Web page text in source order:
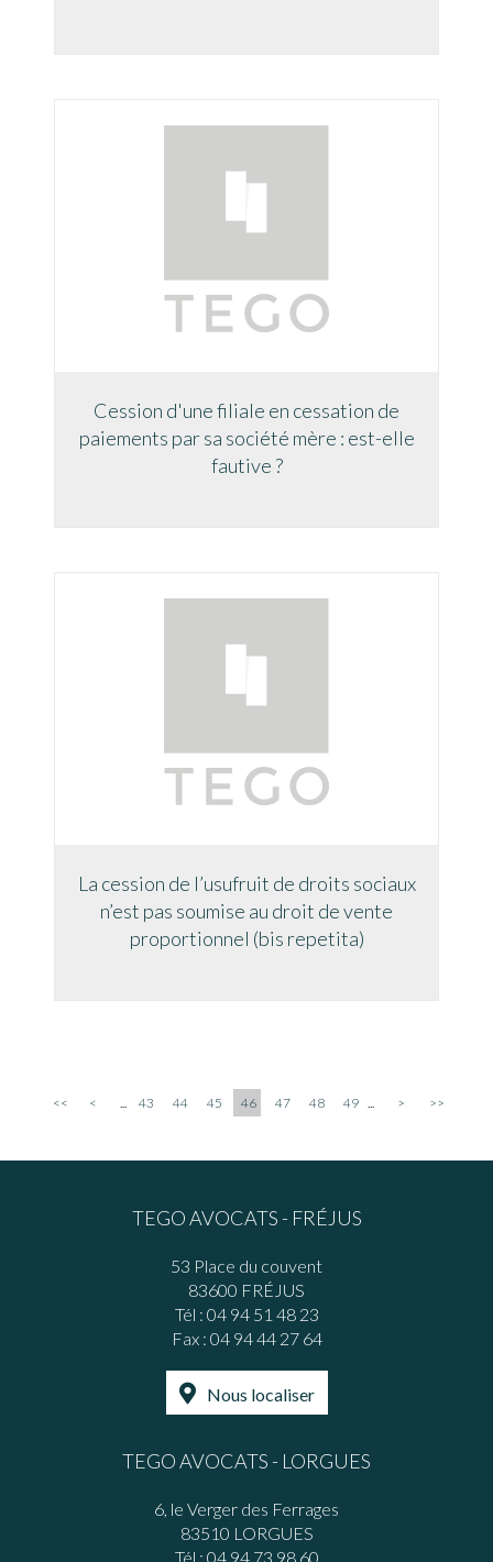
Cession d'une filiale en cessation de
paiements par sa société mère : est-elle
fautive ?
La cession de l’usufruit de droits sociaux
n’est pas soumise au droit de vente
proportionnel (bis repetita)
<< < 43 44 45 46 47 48 49 > >>
TEGO AVOCATS - FRÉJUS
53 Place du couvent
83600 FRÉJUS
Tél : 04 94 51 48 23
Fax : 04 94 44 27 64
Nous localiser
TEGO AVOCATS - LORGUES
6, le Verger des Ferrages
83510 LORGUES
Tél : 04 94 73 98 60